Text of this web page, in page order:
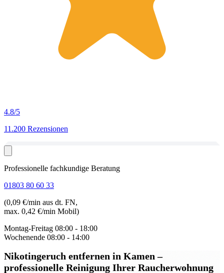
4.8/5
11.200 Rezensionen
Professionelle fachkundige Beratung
01803 80 60 33
(0,09 €/min aus dt. FN,
max. 0,42 €/min Mobil)
Montag-Freitag 08:00 - 18:00
Wochenende 08:00 - 14:00
Nikotingeruch entfernen in Kamen–
professionelle Reinigung Ihrer Raucherwohnung